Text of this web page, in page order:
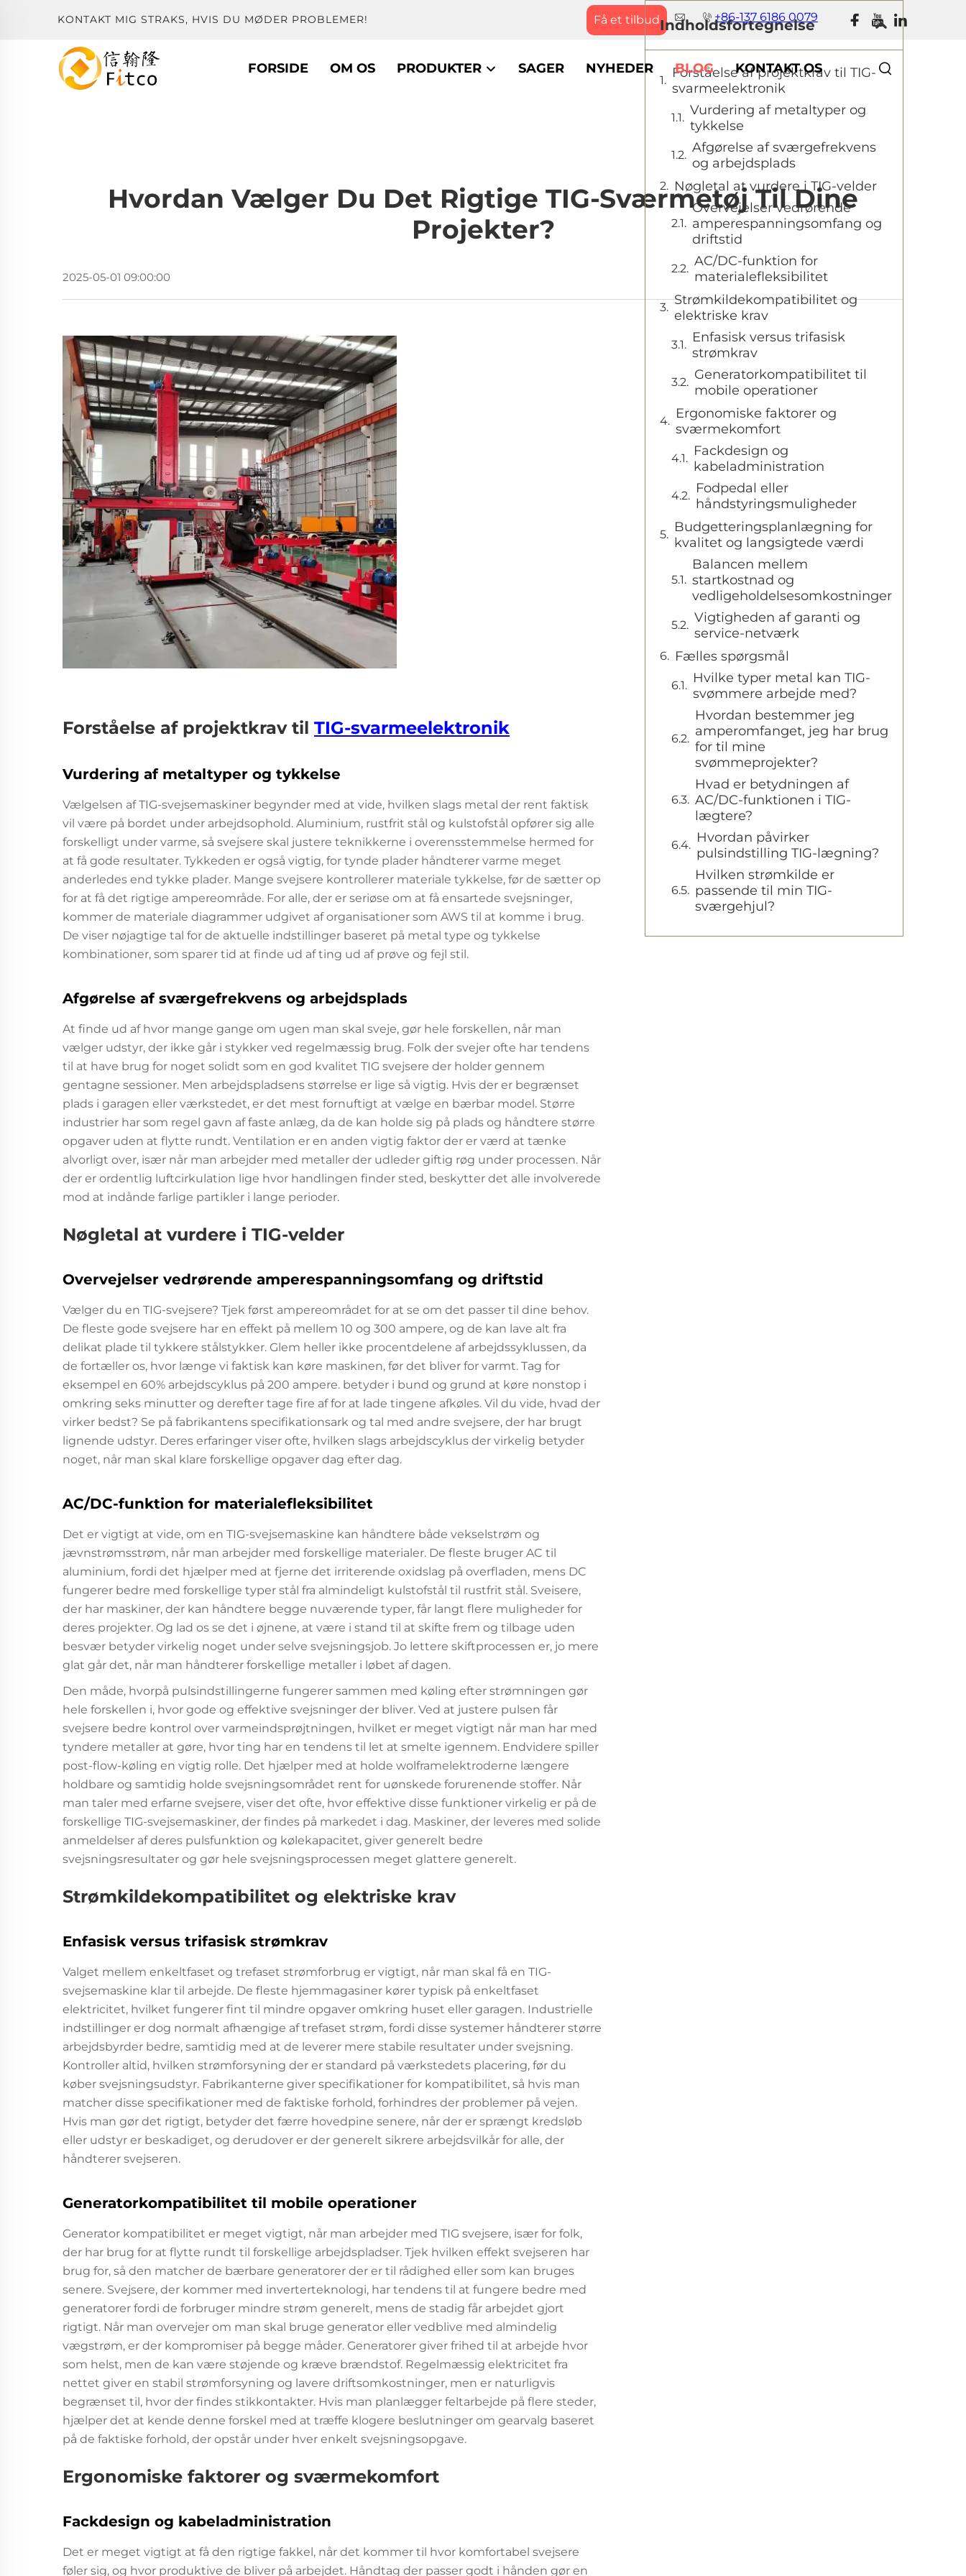
KONTAKT MIG STRAKS, HVIS DU MØDER PROBLEMER! Få et tilbud +86-137 6186 0079
FORSIDE OM OS PRODUKTER SAGER NYHEDER BLOG KONTAKT OS
Hvordan Vælger Du Det Rigtige TIG-Sværmetøj Til Dine
Projekter?
2025-05-01 09:00:00
Forståelse af projektkrav til TIG-svarmeelektronik
Vurdering af metaltyper og tykkelse
Vælgelsen af TIG-svejsemaskiner begynder med at vide, hvilken slags metal der rent faktisk
vil være på bordet under arbejdsophold. Aluminium, rustfrit stål og kulstofstål opfører sig alle
forskelligt under varme, så svejsere skal justere teknikkerne i overensstemmelse hermed for
at få gode resultater. Tykkeden er også vigtig, for tynde plader håndterer varme meget
anderledes end tykke plader. Mange svejsere kontrollerer materiale tykkelse, før de sætter op
for at få det rigtige ampereområde. For alle, der er seriøse om at få ensartede svejsninger,
kommer de materiale diagrammer udgivet af organisationer som AWS til at komme i brug.
De viser nøjagtige tal for de aktuelle indstillinger baseret på metal type og tykkelse
kombinationer, som sparer tid at finde ud af ting ud af prøve og fejl stil.
Afgørelse af sværgefrekvens og arbejdsplads
At finde ud af hvor mange gange om ugen man skal sveje, gør hele forskellen, når man
vælger udstyr, der ikke går i stykker ved regelmæssig brug. Folk der svejer ofte har tendens
til at have brug for noget solidt som en god kvalitet TIG svejsere der holder gennem
gentagne sessioner. Men arbejdspladsens størrelse er lige så vigtig. Hvis der er begrænset
plads i garagen eller værkstedet, er det mest fornuftigt at vælge en bærbar model. Større
industrier har som regel gavn af faste anlæg, da de kan holde sig på plads og håndtere større
opgaver uden at flytte rundt. Ventilation er en anden vigtig faktor der er værd at tænke
alvorligt over, især når man arbejder med metaller der udleder giftig røg under processen. Når
der er ordentlig luftcirkulation lige hvor handlingen finder sted, beskytter det alle involverede
mod at indånde farlige partikler i lange perioder.
Nøgletal at vurdere i TIG-velder
Overvejelser vedrørende amperespanningsomfang og driftstid
Vælger du en TIG-svejsere? Tjek først ampereområdet for at se om det passer til dine behov.
De fleste gode svejsere har en effekt på mellem 10 og 300 ampere, og de kan lave alt fra
delikat plade til tykkere stålstykker. Glem heller ikke procentdelene af arbejdssyklussen, da
de fortæller os, hvor længe vi faktisk kan køre maskinen, før det bliver for varmt. Tag for
eksempel en 60% arbejdscyklus på 200 ampere. betyder i bund og grund at køre nonstop i
omkring seks minutter og derefter tage fire af for at lade tingene afkøles. Vil du vide, hvad der
virker bedst? Se på fabrikantens specifikationsark og tal med andre svejsere, der har brugt
lignende udstyr. Deres erfaringer viser ofte, hvilken slags arbejdscyklus der virkelig betyder
noget, når man skal klare forskellige opgaver dag efter dag.
AC/DC-funktion for materialefleksibilitet
Det er vigtigt at vide, om en TIG-svejsemaskine kan håndtere både vekselstrøm og
jævnstrømsstrøm, når man arbejder med forskellige materialer. De fleste bruger AC til
aluminium, fordi det hjælper med at fjerne det irriterende oxidslag på overfladen, mens DC
fungerer bedre med forskellige typer stål fra almindeligt kulstofstål til rustfrit stål. Sveisere,
der har maskiner, der kan håndtere begge nuværende typer, får langt flere muligheder for
deres projekter. Og lad os se det i øjnene, at være i stand til at skifte frem og tilbage uden
besvær betyder virkelig noget under selve svejsningsjob. Jo lettere skiftprocessen er, jo mere
glat går det, når man håndterer forskellige metaller i løbet af dagen.
Den måde, hvorpå pulsindstillingerne fungerer sammen med køling efter strømningen gør
hele forskellen i, hvor gode og effektive svejsninger der bliver. Ved at justere pulsen får
svejsere bedre kontrol over varmeindsprøjtningen, hvilket er meget vigtigt når man har med
tyndere metaller at gøre, hvor ting har en tendens til let at smelte igennem. Endvidere spiller
post-flow-køling en vigtig rolle. Det hjælper med at holde wolframelektroderne længere
holdbare og samtidig holde svejsningsområdet rent for uønskede forurenende stoffer. Når
man taler med erfarne svejsere, viser det ofte, hvor effektive disse funktioner virkelig er på de
forskellige TIG-svejsemaskiner, der findes på markedet i dag. Maskiner, der leveres med solide
anmeldelser af deres pulsfunktion og kølekapacitet, giver generelt bedre
svejsningsresultater og gør hele svejsningsprocessen meget glattere generelt.
Strømkildekompatibilitet og elektriske krav
Enfasisk versus trifasisk strømkrav
Valget mellem enkeltfaset og trefaset strømforbrug er vigtigt, når man skal få en TIG-
svejsemaskine klar til arbejde. De fleste hjemmagasiner kører typisk på enkeltfaset
elektricitet, hvilket fungerer fint til mindre opgaver omkring huset eller garagen. Industrielle
indstillinger er dog normalt afhængige af trefaset strøm, fordi disse systemer håndterer større
arbejdsbyrder bedre, samtidig med at de leverer mere stabile resultater under svejsning.
Kontroller altid, hvilken strømforsyning der er standard på værkstedets placering, før du
køber svejsningsudstyr. Fabrikanterne giver specifikationer for kompatibilitet, så hvis man
matcher disse specifikationer med de faktiske forhold, forhindres der problemer på vejen.
Hvis man gør det rigtigt, betyder det færre hovedpine senere, når der er sprængt kredsløb
eller udstyr er beskadiget, og derudover er der generelt sikrere arbejdsvilkår for alle, der
håndterer svejseren.
Generatorkompatibilitet til mobile operationer
Generator kompatibilitet er meget vigtigt, når man arbejder med TIG svejsere, især for folk,
der har brug for at flytte rundt til forskellige arbejdspladser. Tjek hvilken effekt svejseren har
brug for, så den matcher de bærbare generatorer der er til rådighed eller som kan bruges
senere. Svejsere, der kommer med inverterteknologi, har tendens til at fungere bedre med
generatorer fordi de forbruger mindre strøm generelt, mens de stadig får arbejdet gjort
rigtigt. Når man overvejer om man skal bruge generator eller vedblive med almindelig
vægstrøm, er der kompromiser på begge måder. Generatorer giver frihed til at arbejde hvor
som helst, men de kan være støjende og kræve brændstof. Regelmæssig elektricitet fra
nettet giver en stabil strømforsyning og lavere driftsomkostninger, men er naturligvis
begrænset til, hvor der findes stikkontakter. Hvis man planlægger feltarbejde på flere steder,
hjælper det at kende denne forskel med at træffe klogere beslutninger om gearvalg baseret
på de faktiske forhold, der opstår under hver enkelt svejsningsopgave.
Ergonomiske faktorer og sværmekomfort
Fackdesign og kabeladministration
Det er meget vigtigt at få den rigtige fakkel, når det kommer til hvor komfortabel svejsere
føler sig, og hvor produktive de bliver på arbejdet. Håndtag der passer godt i hånden gør en
Indholdsfortegnelse
Forståelse af projektkrav til TIG-
svarmeelektronik
Vurdering af metaltyper og
tykkelse
Afgørelse af sværgefrekvens
og arbejdsplads
Nøgletal at vurdere i TIG-velder
Overvejelser vedrørende
amperespanningsomfang og
driftstid
AC/DC-funktion for
materialefleksibilitet
Strømkildekompatibilitet og
elektriske krav
Enfasisk versus trifasisk
strømkrav
Generatorkompatibilitet til
mobile operationer
Ergonomiske faktorer og
sværmekomfort
Fackdesign og
kabeladministration
Fodpedal eller
håndstyringsmuligheder
Budgetteringsplanlægning for
kvalitet og langsigtede værdi
Balancen mellem
startkostnad og
vedligeholdelsesomkostninger
Vigtigheden af garanti og
service-netværk
Fælles spørgsmål
Hvilke typer metal kan TIG-
svømmere arbejde med?
Hvordan bestemmer jeg
amperomfanget, jeg har brug
for til mine
svømmeprojekter?
Hvad er betydningen af
AC/DC-funktionen i TIG-
lægtere?
Hvordan påvirker
pulsindstilling TIG-lægning?
Hvilken strømkilde er
passende til min TIG-
sværgehjul?